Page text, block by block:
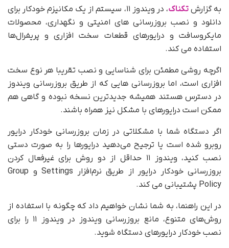
به گزارشتکناک
، در ویندوز ۱۱، سیستم از یک مکانیزم خودکار برای
دانلود و نصب بروزرسانی های امنیتی و نگهداری، محصولات
مایکروسافت و درایورهای قطعات سخت افزاری و پریفرال‌ها
استفاده می کند.
اگرچه روشی مطمئن برای شناسایی و نصب تقریبا هر نوع سخت
افزاری است، اما بروزرسانی هایی که از طریق بروزرسانی ویندوز
در دسترس هستند همیشه جدیدترین نسخه نبوده و گاهی هم
ممکن است درایورهای با مشکل نیز همراه باشند.
اگر دستگاه شما با مشکلاتی در زمان بروزرسانی خودکار درایور
روبرو شده است یا ترجیح می‌دهید درایورها را به صورت دستی
نصب کنید، ویندوز ۱۱ حداقل از دو روش برای غیرفعال کردن
بروزرسانی خودکار درایور از طریق نرم‌افزار Settings و Group
Policy پشتیبانی می کند.
در این راهنما، به شما نشان خواهیم داد که چگونه با استفاده از
روش‌های متنوع، مانع بروزرسانی ویندوز در ویندوز ۱۱ را برای
نصب خودکار درایورهای دستگاه شوید.